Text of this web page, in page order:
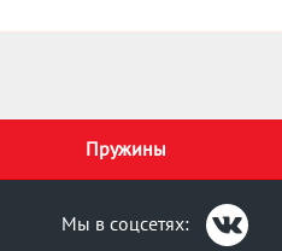
Пружины
Мы в соцсетях: